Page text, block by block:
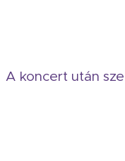
A koncert után